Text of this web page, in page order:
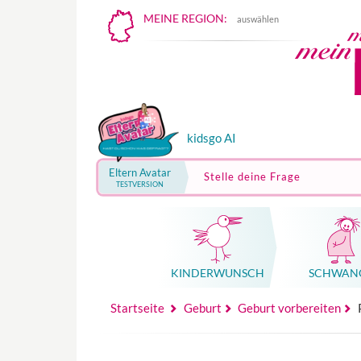
MEINE REGION: auswählen
kidsgo AI
Eltern Avatar
TESTVERSION
Stelle deine Frage
KINDER­WUNSCH
Startseite Geburt Geburt vorbereiten